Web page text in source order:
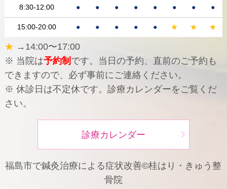
8:30-12:00 ● ● ● ● ● ● ● ●
15:00-20:00 ● ● ● ● ● ★ ★ ★
★ →14:00〜17:00
※ 当院は予約制 です。当日の予約、直前のご予約も
できますので、必ず事前にご連絡ください。
※ 休診日は不定休です。診療カレンダーをご覧くだ
さい。
診療カレンダー
福島市で鍼灸治療による症状改善©桂はり・きゅう整
骨院